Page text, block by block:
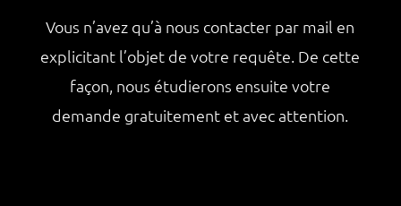
Vous n’avez qu’à nous contacter par mail en
explicitant l’objet de votre requête. De cette
façon, nous étudierons ensuite votre
demande gratuitement et avec attention.